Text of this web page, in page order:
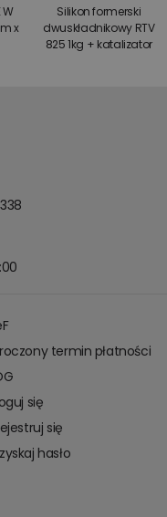
W
x
Silikon formerski
dwuskładnikowy RTV
825 1kg + katalizator
termin płatności
się
się
hasło